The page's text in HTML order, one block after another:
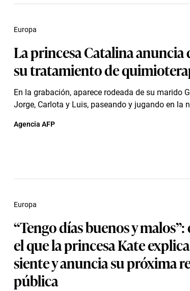
La princesa Catalina
su tratamiento de
En la grabación, aparece rodeada de su marido
Jorge, Carlota y Luis, paseando y jugando en la
Europa
Agencia AFP
“Tengo días buenos y
el que la princesa Kate
siente y anuncia su próxima
pública
Europa